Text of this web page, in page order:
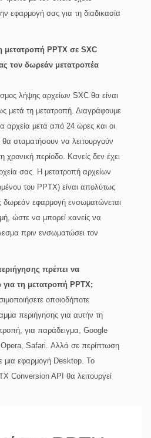
εφαρμογή σας για τη διαδικασία
μετατροπή PPTX σε SXC
τον δωρεάν μετατροπέα
λήψης αρχείων SXC θα είναι
μετά τη μετατροπή. Διαγράφουμε
αρχεία μετά από 24 ώρες και οι
σταματήσουν να λειτουργούν
χρονική περίοδο. Κανείς δεν έχει
σας. Η μετατροπή αρχείων
του PPTX) είναι απολύτως
εφαρμογή ενσωματώνεται
ώστε να μπορεί κανείς να
πριν ενσωματώσει τον
πρέπει να
τη μετατροπή PPTX;
οποιοδήποτε
περιήγησης για αυτήν τη
για παράδειγμα, Google
Safari. Αλλά σε περίπτωση
μια εφαρμογή Desktop. Το
Conversion API θα λειτουργεί